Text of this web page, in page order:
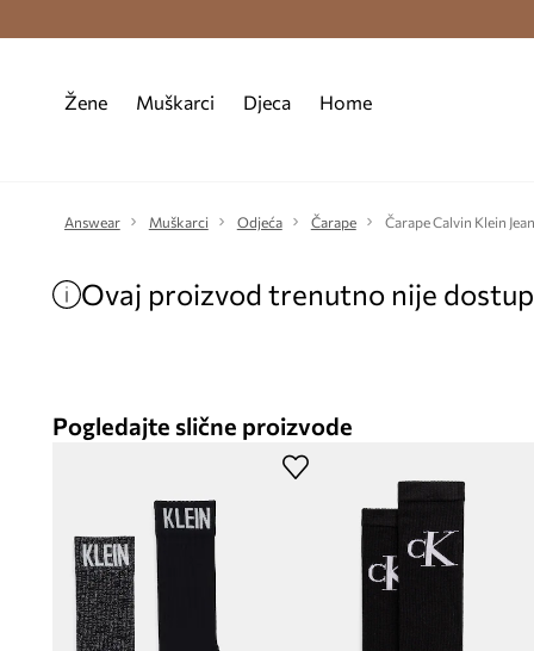
Žene Muškarci Djeca Home
Answear Muškarci Odjeća Čarape Čarape Calvin Klein
Ovaj proizvod trenutno nije
Pogledajte slične proizvode